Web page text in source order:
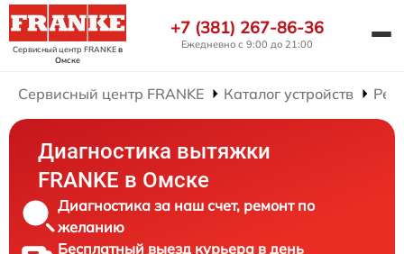
Сервисный центр FRANKEв
Омске
+7 (381) 267-86-36
Ежедневно с 9:00 до 21:00
Сервисный центр FRANKE Каталог устройств
Диагностика вытяжки
FRANKE в Омске
Диагностика за наш счет, ремонт по
желанию
Бесплатный выезд курьера в день